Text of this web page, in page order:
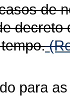
de
para